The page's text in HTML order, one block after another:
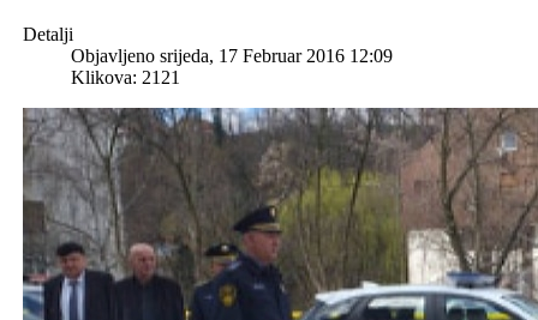
Detalji
Objavljeno srijeda, 17 Februar 2016 12:09
Klikova: 2121